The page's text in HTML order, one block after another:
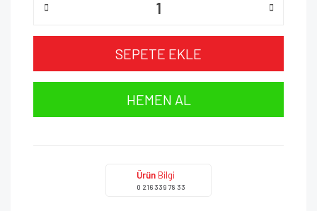
SEPETE EKLE
HEMEN AL
Ürün Bilgi
0 216 339 78 33